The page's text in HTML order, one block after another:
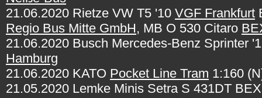
21.06.2020 Rietze VW T5 '10 VGF Frankfurt
Regio Bus Mitte GmbH, MB O 530 Citaro
21.06.2020 Busch Mercedes-Benz Sprinter
Hamburg
21.06.2020 KATO Pocket Line Tram 1:160
21.05.2020 Lemke Minis Setra S 431DT